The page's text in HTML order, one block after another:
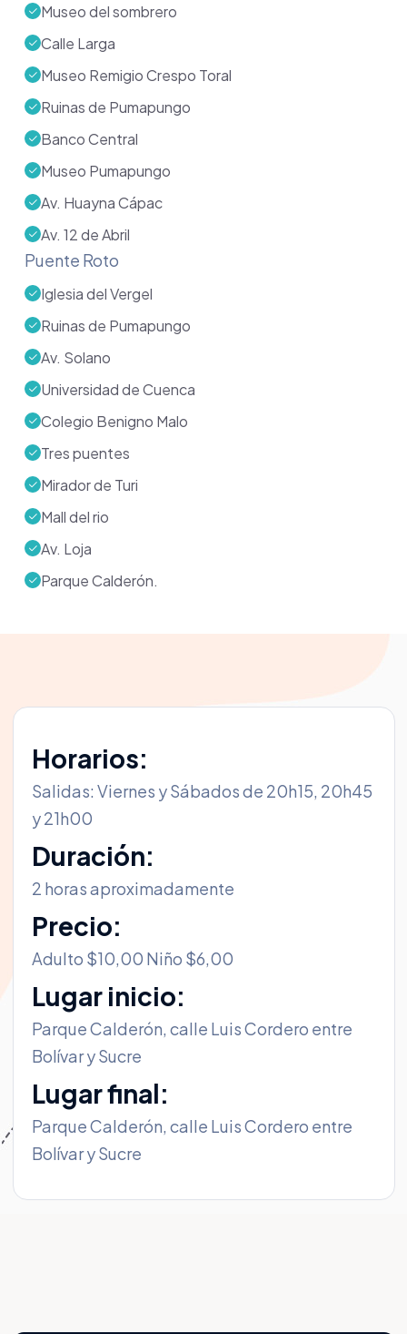
Museo del sombrero
Calle Larga
Museo Remigio Crespo Toral
Ruinas de Pumapungo
Banco Central
Museo Pumapungo
Av. Huayna Cápac
Av. 12 de Abril
Puente Roto
Iglesia del Vergel
Ruinas de Pumapungo
Av. Solano
Universidad de Cuenca
Colegio Benigno Malo
Tres puentes
Mirador de Turi
Mall del rio
Av. Loja
Parque Calderón.
Horarios:
Salidas: Viernes y Sábados de 20h15, 20h45
y 21h00
Duración:
2 horas aproximadamente
Precio:
Adulto $10,00 Niño $6,00
Lugar inicio:
Parque Calderón, calle Luis Cordero entre
Bolívar y Sucre
Lugar final:
Parque Calderón, calle Luis Cordero entre
Bolívar y Sucre